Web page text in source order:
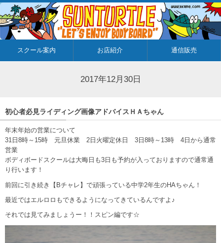
スクール案内 お店紹介 通信販売
2017年12月30日
初心者必見ライディング画像アドバイスＨＡちゃん
年末年始の営業について
31日8時～15時 元旦休業 2日火曜定休日 3日8時～13時 4日から通常
営業
ボディボードスクールは大晦日も3日も予約が入っておりますので通常通
り行います！
前回に引き続き【Bチャレ】で頑張っている中学2年生のHAちゃん！
最近ではエルロロもできるようになってきているんですよ♪
それでは見てみましょうー！！スピン編です☆